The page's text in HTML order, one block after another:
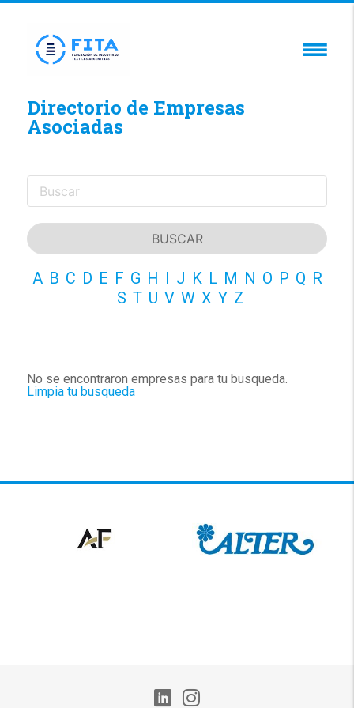
Directorio de Empresas
Asociadas
A B C D E F G H I J K L M N O P Q R
S T U V W X Y Z
No se encontraron empresas para tu busqueda.
Limpia tu busqueda